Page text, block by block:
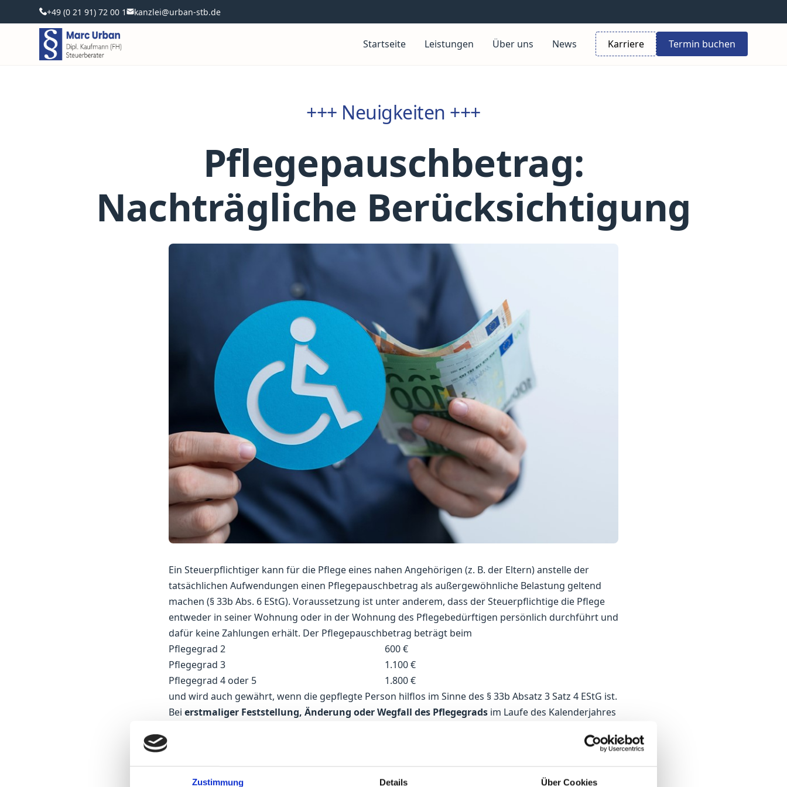
Zustimmung Details Über Cookies
+49 (0 21 91) 72 00 1 kanzlei@urban-stb.de
Startseite Leistungen Über uns News Karriere Termin buchen
+++ Neuigkeiten +++
Pflegepauschbetrag:
Nachträgliche Berücksichtigung
Ein Steuerpflichtiger kann für die Pflege eines nahen Angehörigen (z. B. der Eltern) anstelle der
tatsächlichen Aufwendungen einen Pflegepauschbetrag als außergewöhnliche Belastung geltend
machen (§ 33b Abs. 6 EStG). Voraussetzung ist unter anderem, dass der Steuerpflichtige die Pflege
entweder in seiner Wohnung oder in der Wohnung des Pflegebedürftigen persönlich durchführt und
dafür keine Zahlungen erhält. Der Pflegepauschbetrag beträgt beim
Pflegegrad 2
600 €
Pflegegrad 3
1.100 €
Pflegegrad 4 oder 5
1.800 €
und wird auch gewährt, wenn die gepflegte Person hilflos im Sinne des § 33b Absatz 3 Satz 4 EStG ist.
Bei erstmaliger Feststellung, Änderung oder Wegfall des Pflegegrads im Laufe des Kalenderjahres